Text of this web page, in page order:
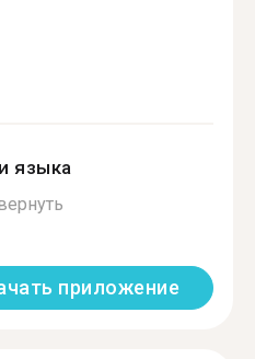
языка
приложение